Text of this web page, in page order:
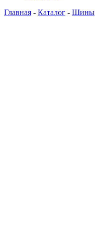
Главная - Каталог - Шины